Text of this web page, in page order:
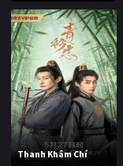
Thanh Khâm Chí